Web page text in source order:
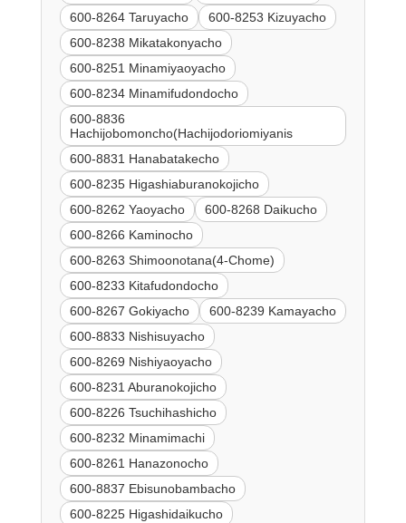
600-8264 Taruyacho
600-8253 Kizuyacho
600-8238 Mikatakonyacho
600-8251 Minamiyaoyacho
600-8234 Minamifudondocho
600-8836
Hachijobomoncho(Hachijodoriomiyanis
600-8831 Hanabatakecho
600-8235 Higashiaburanokojicho
600-8262 Yaoyacho
600-8268 Daikucho
600-8266 Kaminocho
600-8263 Shimoonotana(4-Chome)
600-8233 Kitafudondocho
600-8267 Gokiyacho
600-8239 Kamayacho
600-8833 Nishisuyacho
600-8269 Nishiyaoyacho
600-8231 Aburanokojicho
600-8226 Tsuchihashicho
600-8232 Minamimachi
600-8261 Hanazonocho
600-8837 Ebisunobambacho
600-8225 Higashidaikucho